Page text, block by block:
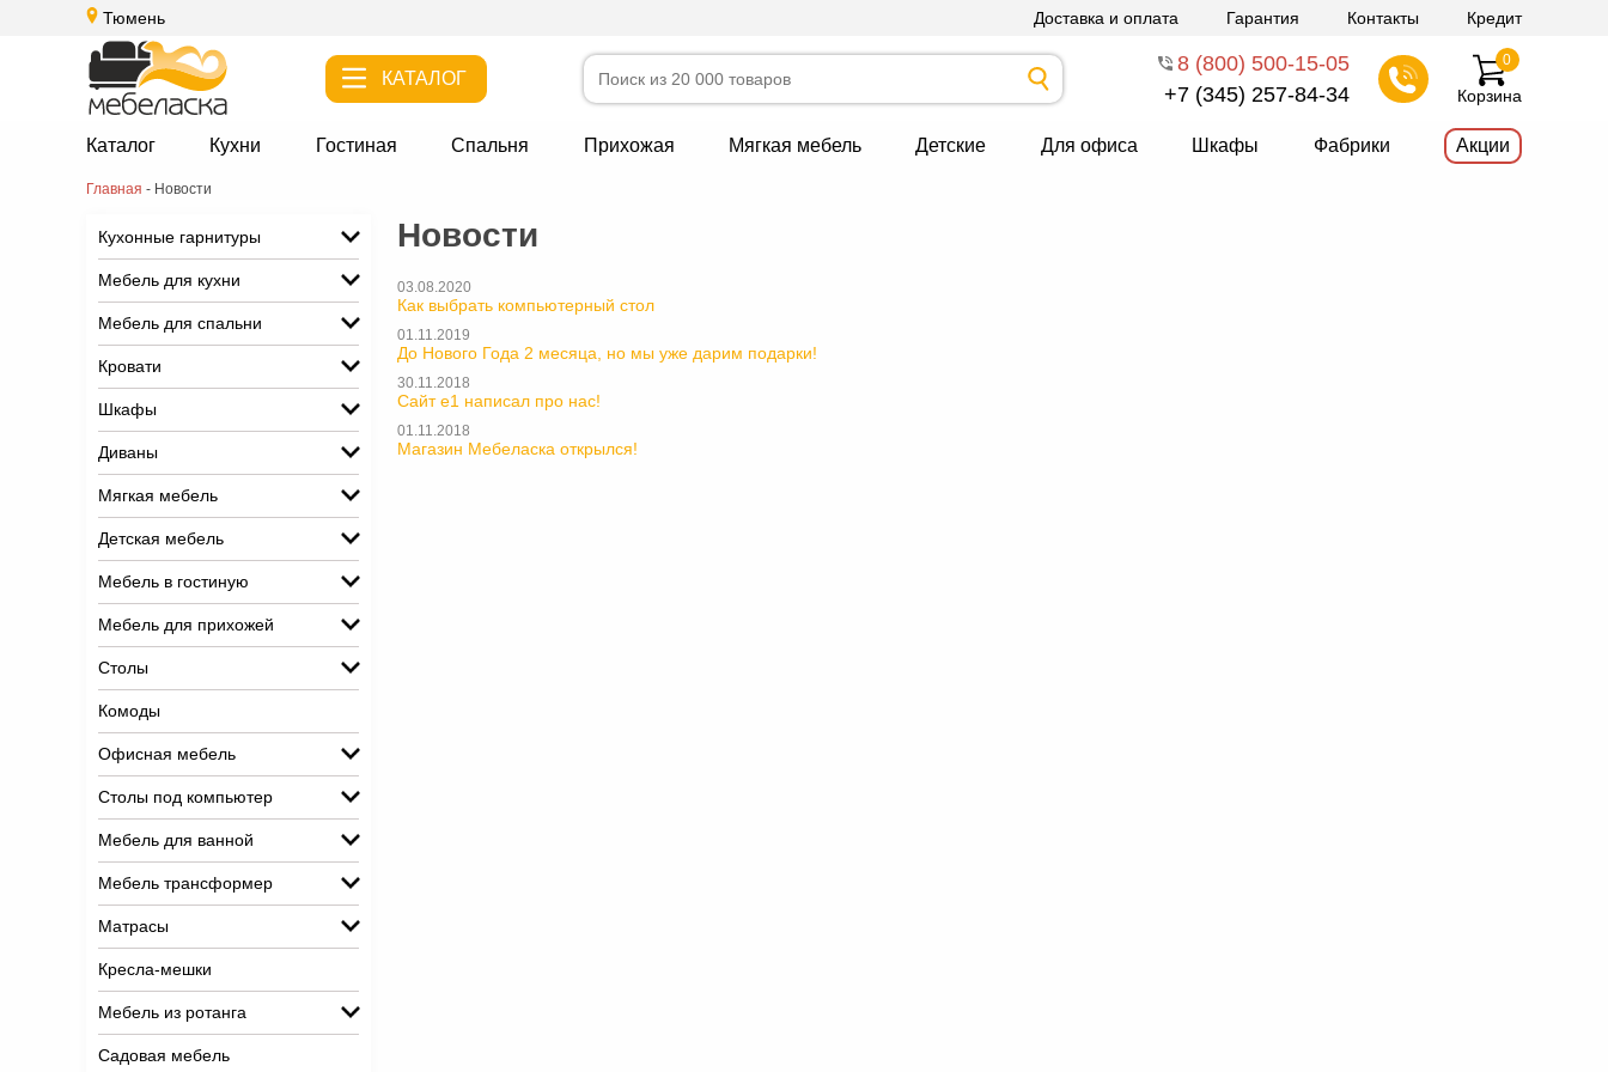
Тюмень Доставка и оплата Гарантия Контакты Кредит
КАТАЛОГ
8 (800) 500-15-05
+7 (345) 257-84-34
Корзина
0
Каталог Кухни Гостиная Спальня Прихожая Мягкая мебель Детские Для офиса Шкафы Фабрики Акции
Главная - Новости
Кухонные гарнитуры
Мебель для кухни
Мебель для спальни
Кровати
Шкафы
Диваны
Мягкая мебель
Детская мебель
Мебель в гостиную
Мебель для прихожей
Столы
Комоды
Офисная мебель
Столы под компьютер
Мебель для ванной
Мебель трансформер
Матрасы
Кресла-мешки
Мебель из ротанга
Садовая мебель
Новости
03.08.2020
Как выбрать компьютерный стол
01.11.2019
До Нового Года 2 месяца, но мы уже дарим подарки!
30.11.2018
Сайт e1 написал про нас!
01.11.2018
Магазин Мебеласка открылся!